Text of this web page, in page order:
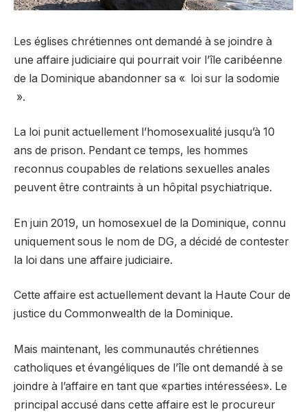
Les églises chrétiennes ont demandé à se joindre à
une affaire judiciaire qui pourrait voir l’île caribéenne
de la Dominique abandonner sa « loi sur la sodomie
».
La loi punit actuellement l’homosexualité jusqu’à 10
ans de prison. Pendant ce temps, les hommes
reconnus coupables de relations sexuelles anales
peuvent être contraints à un hôpital psychiatrique.
En juin 2019, un homosexuel de la Dominique, connu
uniquement sous le nom de DG, a décidé de contester
la loi dans une affaire judiciaire.
Cette affaire est actuellement devant la Haute Cour de
justice du Commonwealth de la Dominique.
Mais maintenant, les communautés chrétiennes
catholiques et évangéliques de l’île ont demandé à se
joindre à l’affaire en tant que «parties intéressées». Le
principal accusé dans cette affaire est le procureur